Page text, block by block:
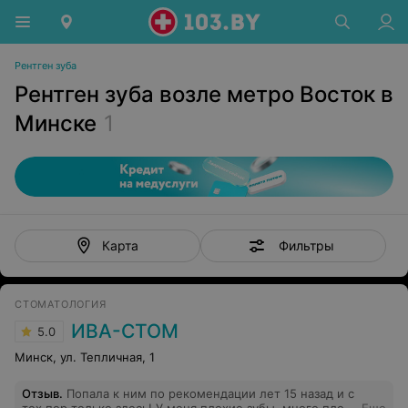
Рентген зуба
Рентген зуба возле метро Восток в
Минске 1
Карта Фильтры
СТОМАТОЛОГИЯ
5.0 ИВА-СТОМ
Минск, ул. Тепличная, 1
Отзыв. Попала к ним по рекомендации лет 15 назад и с